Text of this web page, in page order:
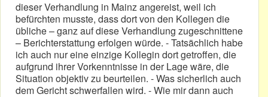
dieser Verhandlung in Mainz angereist, weil ich
befürchten musste, dass dort von den Kollegen die
übliche – ganz auf diese Verhandlung zugeschnittene
– Berichterstattung erfolgen würde. - Tatsächlich habe
ich auch nur eine einzige Kollegin dort getroffen, die
aufgrund ihrer Vorkenntnisse in der Lage wäre, die
Situation objektiv zu beurteilen. - Was sicherlich auch
dem Gericht schwerfallen wird. - Wie mir dann auch